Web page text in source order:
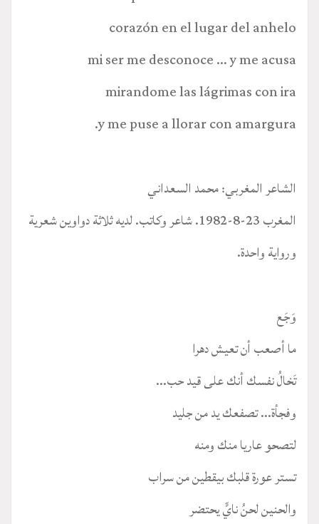
corazón en el lugar del anhelo
mi ser me desconoce ... y me acusa
mirandome las lágrimas con ira
y me puse a llorar con amargura.
الشاعر المغربي: محمد السعداني
المغرب 23-8-1982. شاعر وكاتب. لديه ثلاثة دواوين شعرية
ورواية واحدة.
وَجَع
ما أصعب أن تعيش دهرا
تَخالُ نفسك أنك على قيد حب...
وفجأة... تصفعك يد من جليد
لتصحو عاريا منك ومنه
تستر عورة قلبك بيقطين من سراب
والحنين لحنُ نايٍّ يحتضر